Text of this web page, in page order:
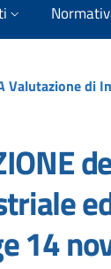
14